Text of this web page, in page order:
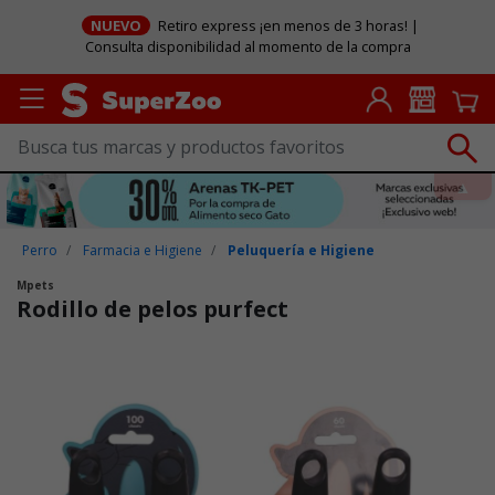
NUEVO
Retiro express ¡en menos de 3 horas! |
Consulta disponibilidad al momento de la compra
Perro Farmacia e Higiene Peluquería e Higiene
Mpets
Rodillo de pelos purfect